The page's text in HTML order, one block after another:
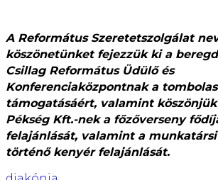
A Református Szeretetszolgálat
köszönetünket fejezzük ki a
Csillag Református Üdülő és
Konferenciaközpontnak a
támogatásáért, valamint
Pékség Kft.-nek a főzőverseny
felajánlását, valamint a
történő kenyér felajánlását.